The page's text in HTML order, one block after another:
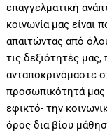
επαγγελματική
κοινωνία μας είναι
απαιτώντας από
τις δεξιότητές
ανταποκρινόμαστε
προσωπικότητά μας
εφικτό- την
όρος δια βίου